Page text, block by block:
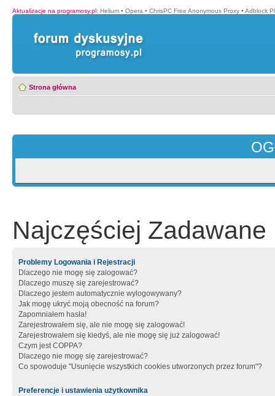
Aktualizacje na programosy.pl: Helium • Opera • ChrisPC Free Anonymous Proxy • Adblock
Strona główna
Najczęściej Zadawane
Problemy Logowania i Rejestracji
Dlaczego nie mogę się zalogować?
Dlaczego muszę się zarejestrować?
Dlaczego jestem automatycznie wylogowywany?
Jak mogę ukryć moją obecność na forum?
Zapomniałem hasła!
Zarejestrowałem się, ale nie mogę się zalogować!
Zarejestrowałem się kiedyś, ale nie mogę się już zalogować!
Czym jest COPPA?
Dlaczego nie mogę się zarejestrować?
Co spowoduje "Usunięcie wszystkich cookies utworzonych przez forum"?
Preferencje i ustawienia użytkownika